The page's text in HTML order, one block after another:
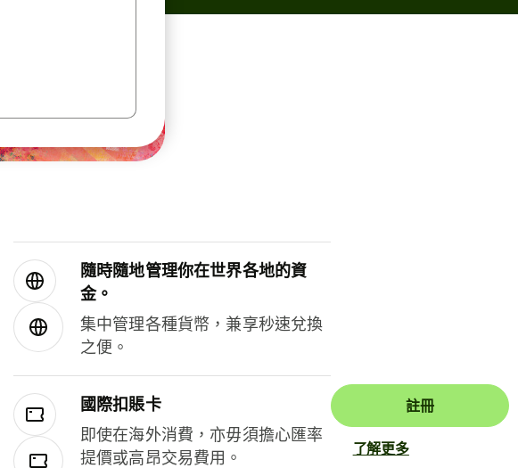
隨時隨地管理你在世界各地的資
金。
集中管理各種貨幣，兼享秒速兌換
之便。
國際扣賬卡
即使在海外消費，亦毋須擔心匯率
提價或高昂交易費用。
註冊
了解更多